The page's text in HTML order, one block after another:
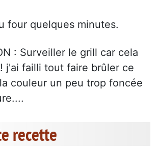
four quelques minutes.
: Surveiller le grill car cela
j'ai failli tout faire brûler ce
couleur un peu trop foncée
recette